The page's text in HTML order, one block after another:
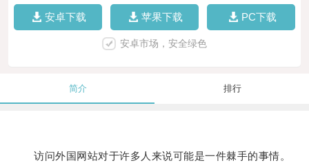
安卓下载 苹果下载 PC下载
安卓市场，安全绿色
简介 排行
访问外国网站对于许多人来说可能是一件棘手的事情。